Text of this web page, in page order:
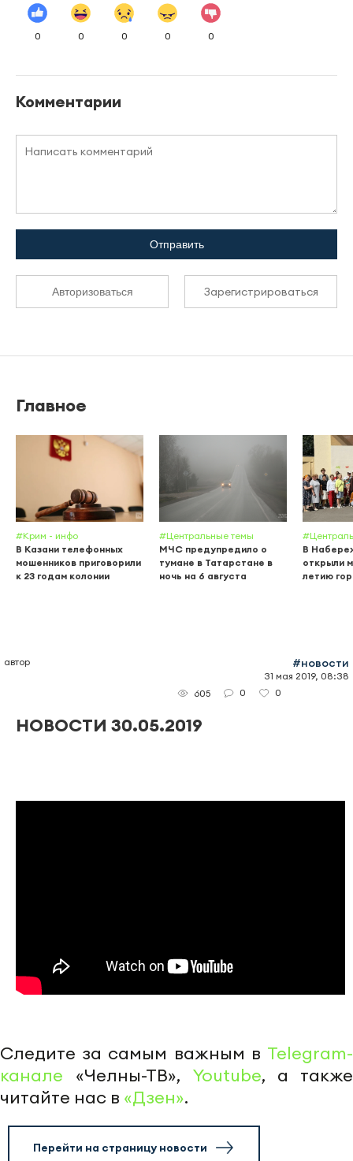
0 0 0 0 0
Комментарии
Отправить
Авторизоваться Зарегистрироваться
Главное
#Крим - инфо
В Казани телефонных
мошенников приговорили
к 23 годам колонии
#Центральные темы
МЧС предупредило о
тумане в Татарстане в
ночь на 6 августа
В
открыли
летию
автор #новости
31 мая 2019, 08:38
605
0 0
НОВОСТИ 30.05.2019
Следите за самым важным в Telegram-
канале «Челны-ТВ», Youtube, а также
читайте нас в «Дзен».
Перейти на страницу новости